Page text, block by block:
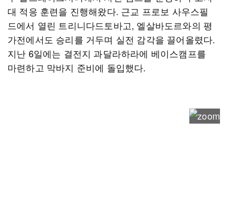
대 적응 훈련을 진행해왔다. 근교 프로보 사우스필
드에서 열린 트리니다드토바고, 엘살바도르와의 평
가전에서도 승리를 거두며 실전 감각을 끌어올렸다.
지난 6일에는 결전지 과달라하라에 베이스캠프를
마련하고 막바지 준비에 돌입했다.